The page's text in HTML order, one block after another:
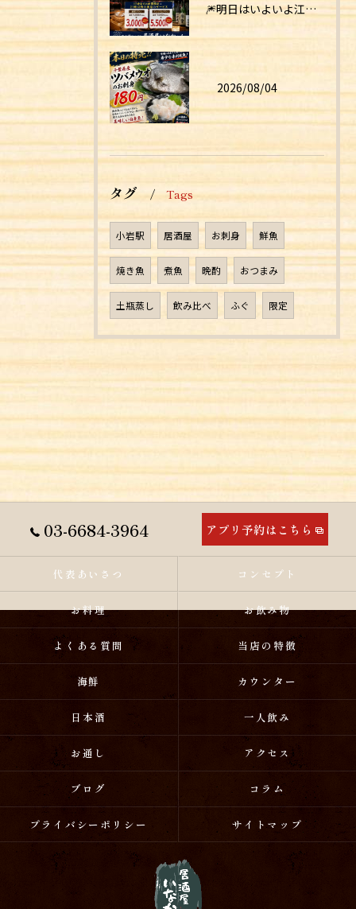
🎆明日はいよいよ江戸川花火大会！🎆
2026/08/04
タグ Tags
小岩駅 居酒屋 お刺身 鮮魚
焼き魚 煮魚 晩酌 おつまみ
土瓶蒸し 飲み比べ ふぐ 限定
03-6684-3964 アプリ予約はこちら
代表あいさつ コンセプト
お料理 お飲み物
よくある質問 当店の特徴
海鮮 カウンター
日本酒 一人飲み
お通し アクセス
ブログ コラム
プライバシーポリシー サイトマップ